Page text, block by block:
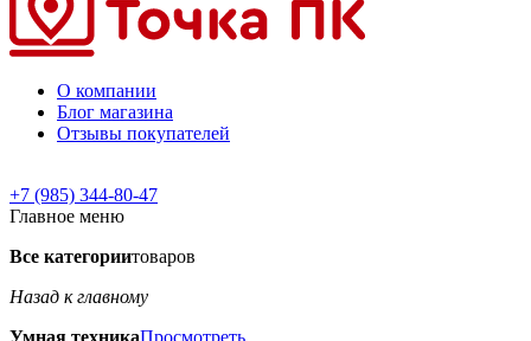
О компании
Блог магазина
Отзывы покупателей
+7 (985) 344-80-47
Главное меню
Все категориитоваров
Назад к главному
Умная техникаПросмотреть